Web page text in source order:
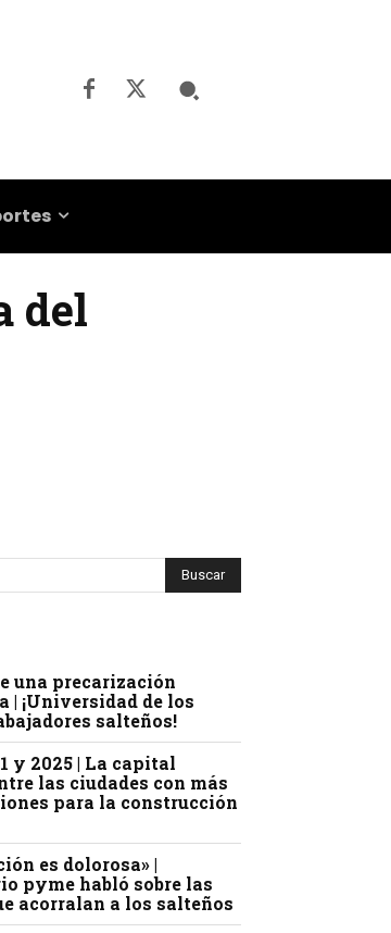
del
una precarización
| ¡Universidad de los
salteños!
y 2025 | La capital
las ciudades con más
para la construcción
es dolorosa» |
pyme habló sobre las
acorralan a los salteños